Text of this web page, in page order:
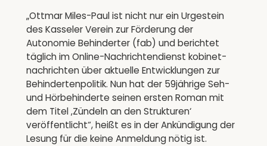
„Ottmar Miles-Paul ist nicht nur ein Urgestein
des Kasseler Verein zur Förderung der
Autonomie Behinderter (fab) und berichtet
täglich im Online-Nachrichtendienst kobinet-
nachrichten über aktuelle Entwicklungen zur
Behindertenpolitik. Nun hat der 59jährige Seh-
und Hörbehinderte seinen ersten Roman mit
dem Titel ‚Zündeln an den Strukturen‘
veröffentlicht“, heißt es in der Ankündigung der
Lesung für die keine Anmeldung nötig ist.